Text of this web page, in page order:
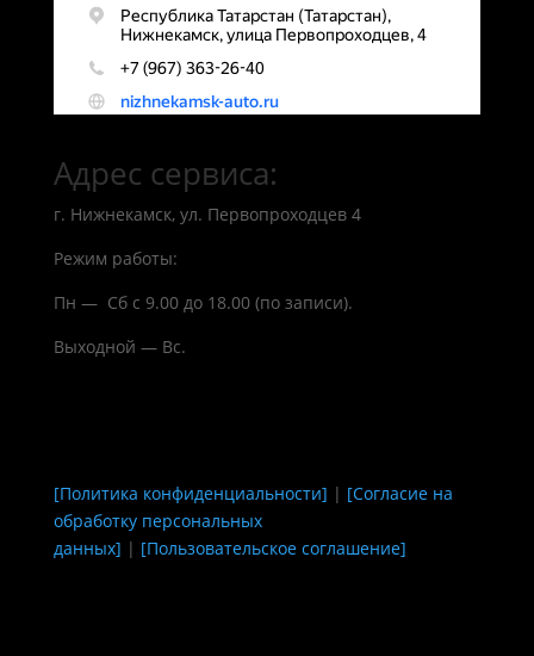
Адрес сервиса:
г. Нижнекамск, ул. Первопроходцев 4
Режим работы:
Пн — Сб с 9.00 до 18.00 (по записи).
Выходной — Вс.
[Политика конфиденциальности] | [Согласие на
обработку персональных
данных] | [Пользовательское соглашение]